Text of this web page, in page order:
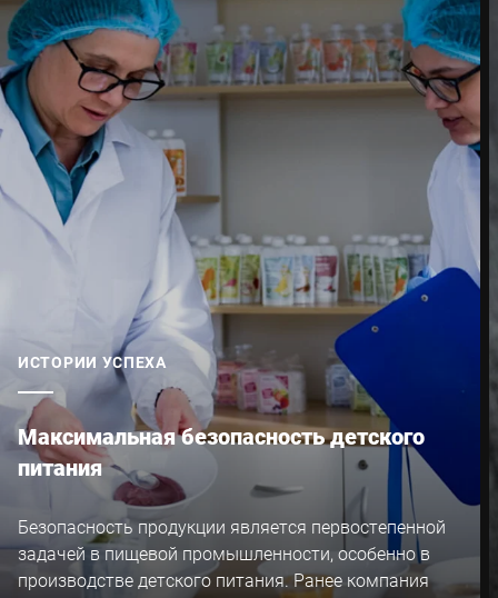
ИСТОРИИ УСПЕХА
Максимальная безопасность детского
питания
Безопасность продукции является первостепенной
задачей в пищевой промышленности, особенно в
производстве детского питания. Ранее компания